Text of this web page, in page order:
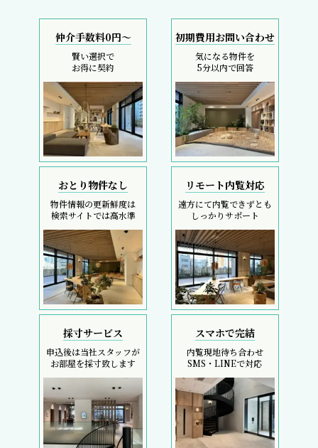
仲介手数料0円～
賢い選択で
お得に契約
初期費用お問い合わせ
気になる物件を
5分以内で回答
おとり物件なし
物件情報の更新鮮度は
検索サイトでは高水準
リモート内覧対応
遠方にて内覧できずとも
しっかりサポート
採寸サービス
申込後は当社スタッフが
お部屋を採寸致します
スマホで完結
内覧現地待ち合わせ
SMS・LINEで対応